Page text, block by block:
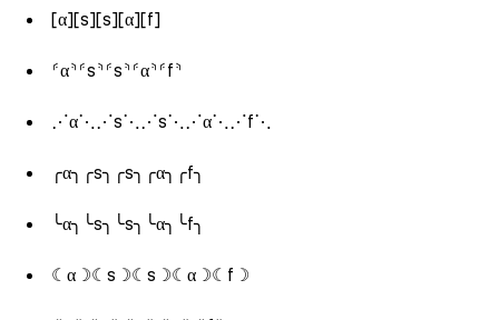
[α][s][s][α][f]
⸄α⸅⸄s⸅⸄s⸅⸄α⸅⸄f⸅
⋰α⋱⋰s⋱⋰s⋱⋰α⋱⋰f⋱
╭α╮╭s╮╭s╮╭α╮╭f╮
╰α╮╰s╮╰s╮╰α╮╰f╮
☾α☽☾s☽☾s☽☾α☽☾f☽